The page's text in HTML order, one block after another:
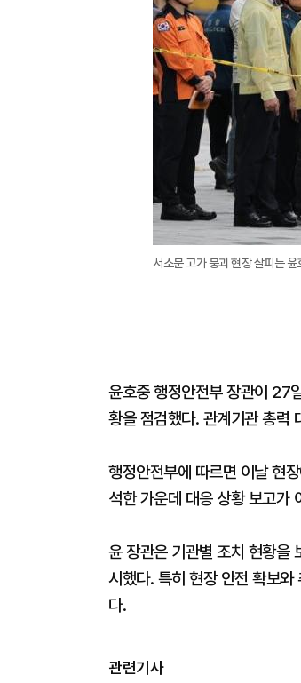
서소문 고가 붕괴 현장 살피는
윤호중 행정안전부 장관이 27
황을 점검했다. 관계기관 총력
행정안전부에 따르면 이날 현
석한 가운데 대응 상황 보고가
윤 장관은 기관별 조치 현황을
시했다. 특히 현장 안전 확보
다.
관련기사